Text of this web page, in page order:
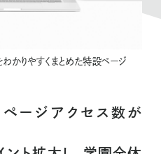
かりやすくまとめた特設ページ